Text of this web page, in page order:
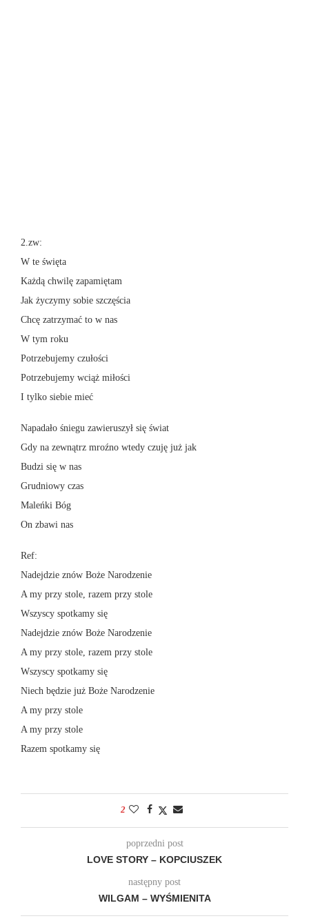
2.zw:
W te święta
Każdą chwilę zapamiętam
Jak życzymy sobie szczęścia
Chcę zatrzymać to w nas
W tym roku
Potrzebujemy czułości
Potrzebujemy wciąż miłości
I tylko siebie mieć
Napadało śniegu zawieruszył się świat
Gdy na zewnątrz mroźno wtedy czuję już jak
Budzi się w nas
Grudniowy czas
Maleńki Bóg
On zbawi nas
Ref:
Nadejdzie znów Boże Narodzenie
A my przy stole, razem przy stole
Wszyscy spotkamy się
Nadejdzie znów Boże Narodzenie
A my przy stole, razem przy stole
Wszyscy spotkamy się
Niech będzie już Boże Narodzenie
A my przy stole
A my przy stole
Razem spotkamy się
2
poprzedni post
LOVE STORY – KOPCIUSZEK
następny post
WILGAM – WYŚMIENITA